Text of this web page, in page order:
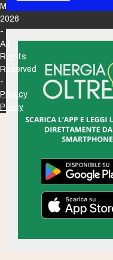
Maker
2026
-
All
Rights
Reserved
-
Privacy
Policy